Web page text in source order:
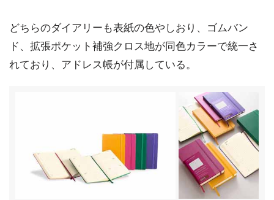
どちらのダイアリーも表紙の色やしおり、ゴムバン
ド、拡張ポケット補強クロス地が同色カラーで統一さ
れており、アドレス帳が付属している。